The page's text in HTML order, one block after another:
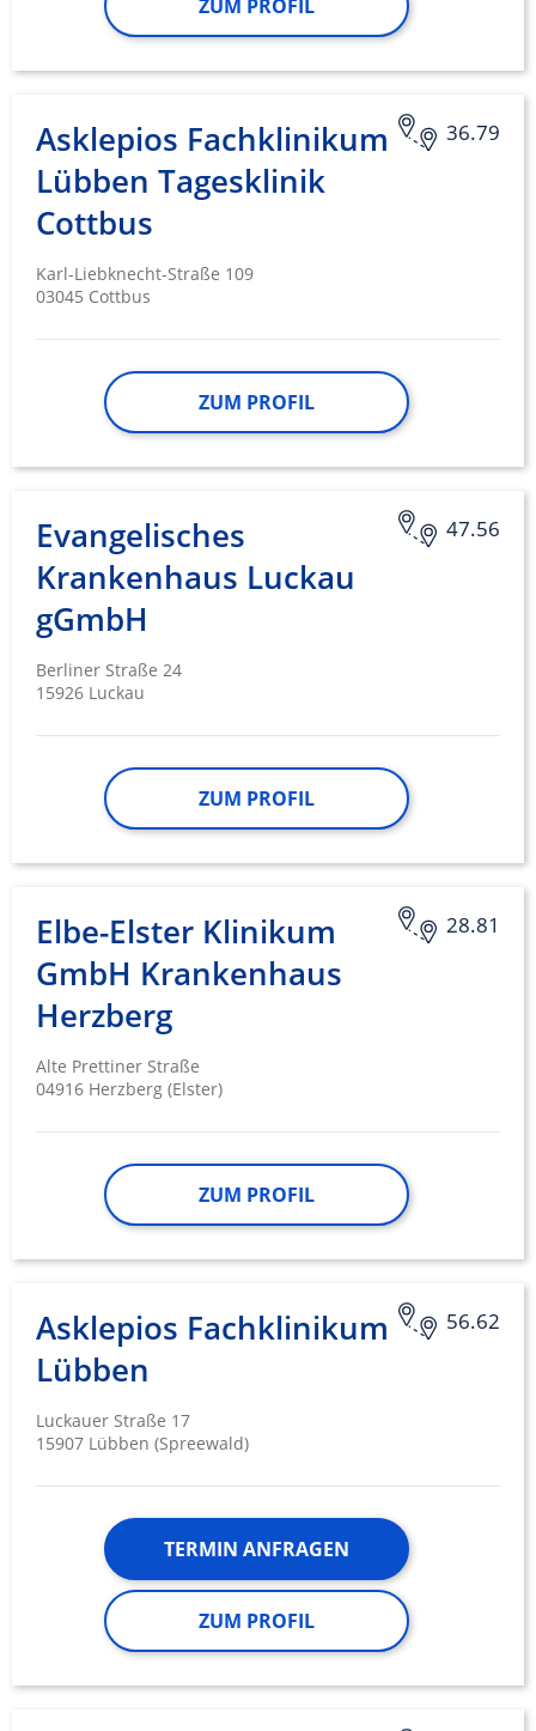
ZUM PROFIL
36.79
Asklepios Fachklinikum
Lübben Tagesklinik
Cottbus
Karl-Liebknecht-Straße 109
03045 Cottbus
ZUM PROFIL
47.56
Evangelisches
Krankenhaus Luckau
gGmbH
Berliner Straße 24
15926 Luckau
ZUM PROFIL
28.81
Elbe-Elster Klinikum
GmbH Krankenhaus
Herzberg
Alte Prettiner Straße
04916 Herzberg (Elster)
ZUM PROFIL
56.62
Asklepios Fachklinikum
Lübben
Luckauer Straße 17
15907 Lübben (Spreewald)
TERMIN ANFRAGEN
ZUM PROFIL